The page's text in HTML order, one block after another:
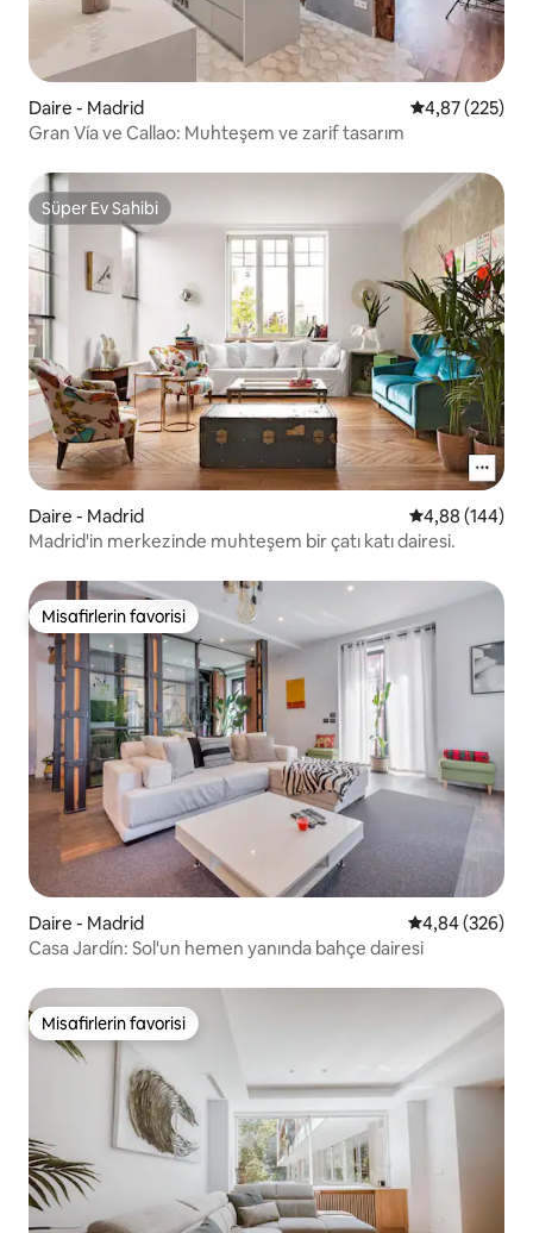
Daire - Madrid 5 üzerinden
4,87 (225)
Gran Vía ve Callao: Muhteşem ve zarif tasarım
Süper Ev Sahibi
Süper Ev Sahibi
Daire - Madrid 5 üzerinden
4,88 (144)
Madrid'in merkezinde muhteşem bir çatı katı dairesi.
Misafirlerin favorisi
Misafirlerin favorisi
Daire - Madrid 5 üzerinden
4,84 (326)
Casa Jardín: Sol'un hemen yanında bahçe dairesi
Misafirlerin favorisi
Misafirlerin favorisi